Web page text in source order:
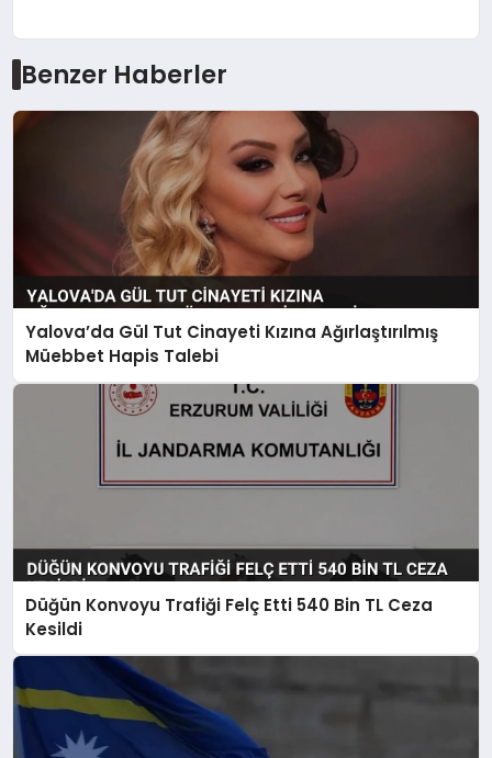
Benzer Haberler
Yalova’da Gül Tut Cinayeti Kızına Ağırlaştırılmış
Müebbet Hapis Talebi
Düğün Konvoyu Trafiği Felç Etti 540 Bin TL Ceza
Kesildi